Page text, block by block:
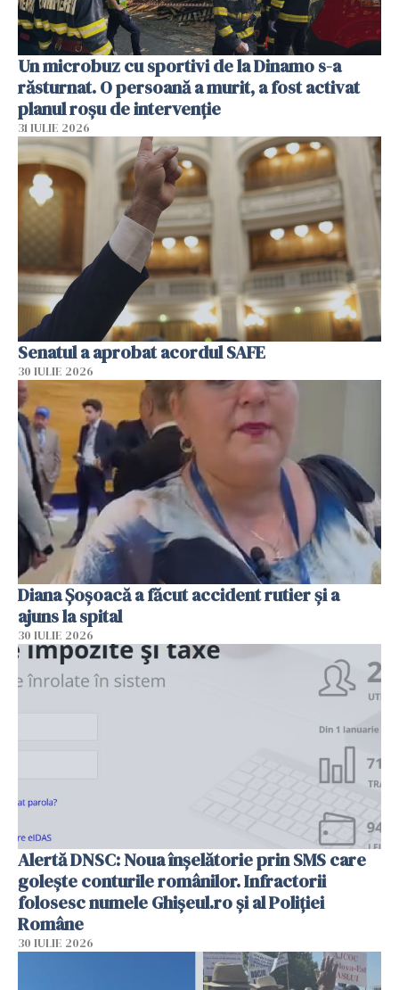
Un microbuz cu sportivi de la Dinamo s-a
răsturnat. O persoană a murit, a fost activat
planul roșu de intervenție
31 IULIE 2026
Senatul a aprobat acordul SAFE
30 IULIE 2026
Diana Șoșoacă a făcut accident rutier și a
ajuns la spital
30 IULIE 2026
Alertă DNSC: Noua înșelătorie prin SMS care
golește conturile românilor. Infractorii
folosesc numele Ghișeul.ro și al Poliției
Române
30 IULIE 2026